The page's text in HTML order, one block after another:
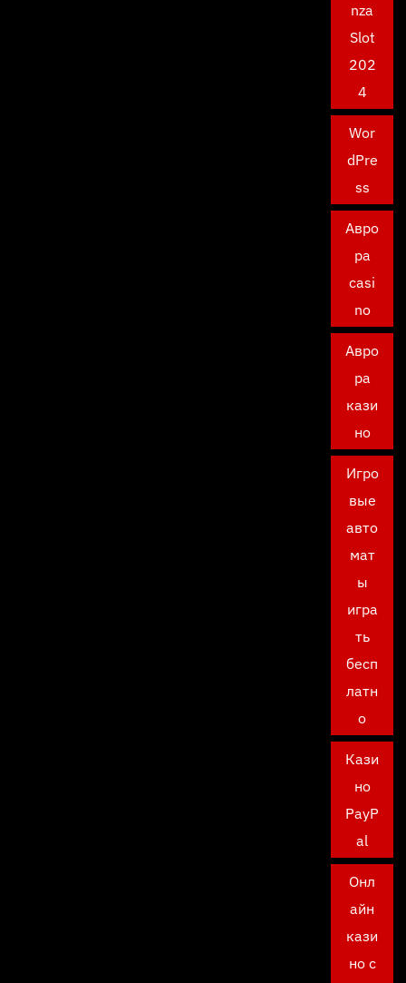
nza
Slot
202
4
Wor
dPre
ss
Авро
ра
casi
no
Авро
ра
кази
но
Игро
вые
авто
мат
ы
игра
ть
бесп
латн
о
Кази
но
PayP
al
Онл
айн
кази
но с